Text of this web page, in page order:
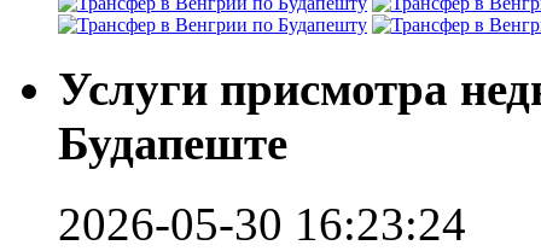
Услуги присмотра
Будапеште
2026-05-30 16:23:24